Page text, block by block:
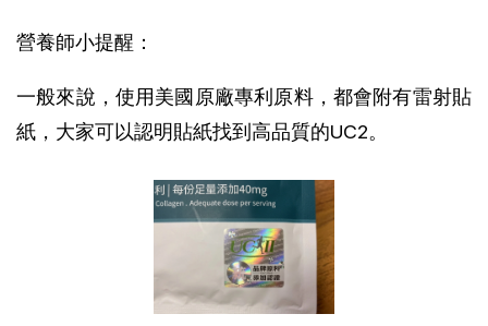
營養師小提醒：
一般來說，使用美國原廠專利原料，都會附有雷射貼
紙，大家可以認明貼紙找到高品質的UC2。